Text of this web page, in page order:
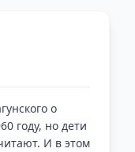
о
году, но дети
И в этом